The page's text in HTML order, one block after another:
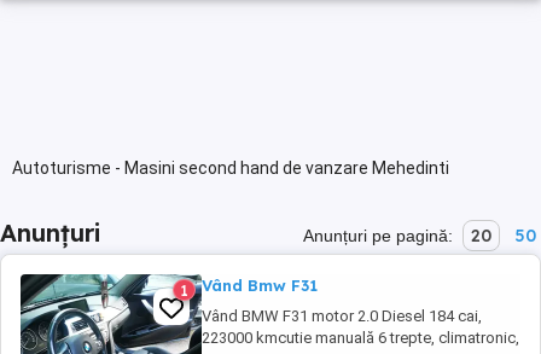
Autoturisme - Masini second hand de vanzare Mehedinti
Anunțuri Anunțuri pe pagină: 20 50
1 Vând Bmw F31
Vând BMW F31 motor 2.0 Diesel 184 cai,
223000 kmcutie manuală 6 trepte, climatronic,